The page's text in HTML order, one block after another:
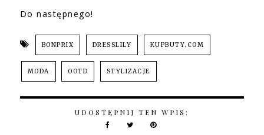
Do następnego!
BONPRIX DRESSLILY KUPBUTY.COM
MODA OOTD STYLIZACJE
UDOSTĘPNIJ TEN WPIS: